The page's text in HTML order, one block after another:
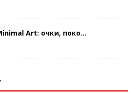
Art: очки, поко...